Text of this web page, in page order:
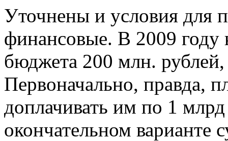
Уточнены и условия для
финансовые. В 2009
бюджета 200 млн.
Первоначально, правда,
доплачивать им по 1
окончательном